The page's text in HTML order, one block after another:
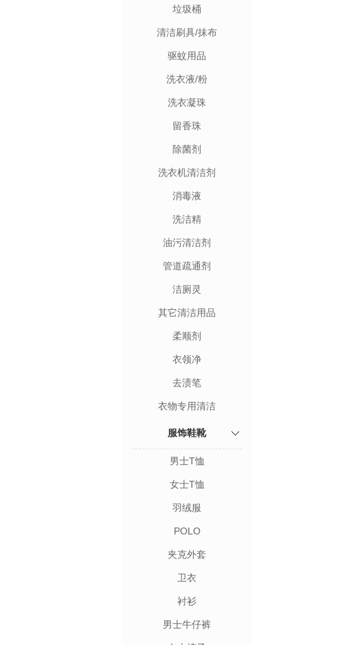
垃圾桶
清洁刷具/抹布
驱蚊用品
洗衣液/粉
洗衣凝珠
留香珠
除菌剂
洗衣机清洁剂
消毒液
洗洁精
油污清洁剂
管道疏通剂
洁厕灵
其它清洁用品
柔顺剂
衣领净
去渍笔
衣物专用清洁
服饰鞋靴
男士T恤
女士T恤
羽绒服
POLO
夹克外套
卫衣
衬衫
男士牛仔裤